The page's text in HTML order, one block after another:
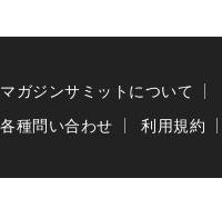
マガジンサミットについて
各種問い合わせ
利用規約